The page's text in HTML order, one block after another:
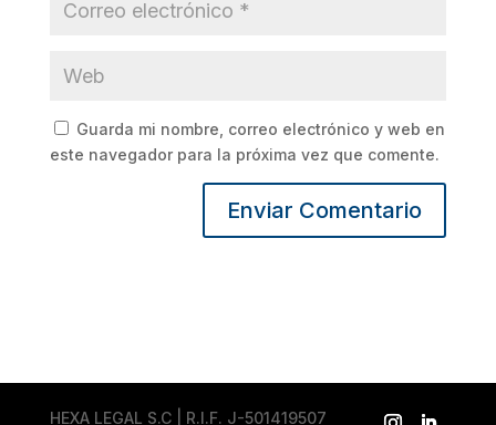
Guarda mi nombre, correo electrónico y web en
este navegador para la próxima vez que comente.
HEXA LEGAL S.C | R.I.F. J-501419507